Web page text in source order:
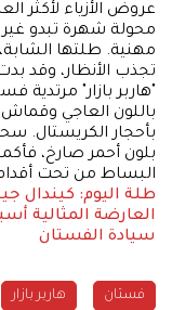
عروض الأزياء لأكثر
محولة شهرة تبدو غير
مهنية. طلتها
تجذب الأنظار، وقد
باللون العاجي
بأحجار الكريستال.
بلون أحمر صارخ،
البساط من تحت
طلة اليوم: كيندال
العارضة المثالية
سيادة الفستان
فستان هاربر بازار